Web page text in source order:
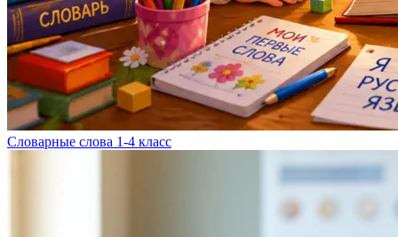
Словарные слова 1-4 класс